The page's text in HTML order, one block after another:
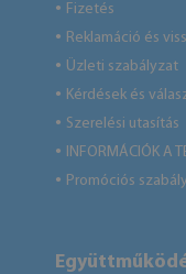
● Fizetés
● Reklamáció és
● Üzleti szabályzat
● Kérdések és
● Szerelési utasítás
● INFORMÁCIÓK A
● Promóciós